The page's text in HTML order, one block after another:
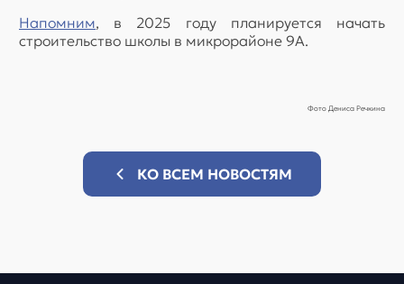
Напомним, в 2025 году планируется начать
строительство школы в микрорайоне 9А.
Фото Дениса Речкина
КО ВСЕМ НОВОСТЯМ